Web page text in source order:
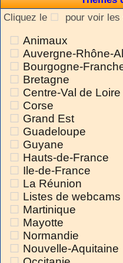
Cliquez le
pour voir les
Animaux
Auvergne-Rhône-
Bourgogne-
Bretagne
Centre-Val de Loire
Corse
Grand Est
Guadeloupe
Guyane
Hauts-de-France
Ile-de-France
La Réunion
Listes de webcams
Martinique
Mayotte
Normandie
Nouvelle-Aquitaine